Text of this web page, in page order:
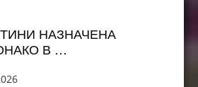
НАЗНАЧЕНА
В …